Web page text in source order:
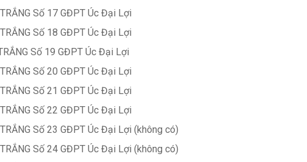
Số 17 GĐPT Úc Đại Lợi
Số 18 GĐPT Úc Đại Lợi
Số 19 GĐPT Úc Đại Lợi
Số 20 GĐPT Úc Đại Lợi
Số 21 GĐPT Úc Đại Lợi
Số 22 GĐPT Úc Đại Lợi
Số 23 GĐPT Úc Đại Lợi (không có)
Số 24 GĐPT Úc Đại Lợi (không có)